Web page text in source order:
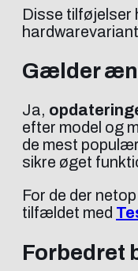
Disse tilføjelser
Gælder
Ja,
efter model og
de mest
sikre øget
For de der
tilfældet med
Forbedret